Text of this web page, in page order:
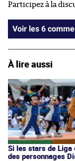
Participez à la
Voir les 6
À lire aussi
Si les stars de Liga
des personnages